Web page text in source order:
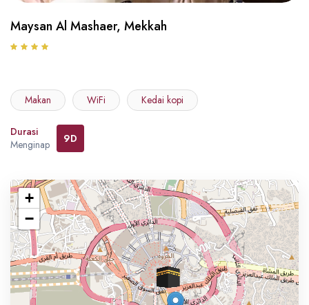
Maysan Al Mashaer, Mekkah
Makan WiFi Kedai kopi
Durasi
Menginap
9D
+
−